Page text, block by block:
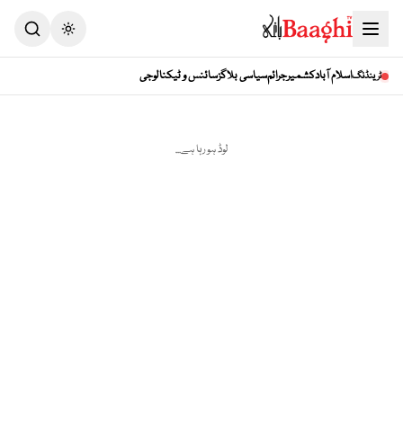
Toggle theme
ٹرینڈنگاسلام آبادکشمیرجرائمسیاسی بلاگزسائنس و ٹیکنالوجی
لوڈ ہو رہا ہے...